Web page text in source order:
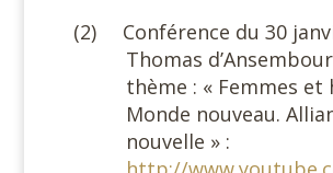
(2)
Conférence du 30
Thomas
thème : « Femmes et
Monde nouveau.
nouvelle » :